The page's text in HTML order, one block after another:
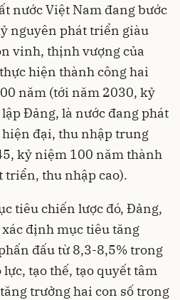
nước Việt Nam đang bước
nguyên phát triển giàu
vinh, thịnh vượng của
hiện thành công hai
năm (tới năm 2030, kỷ
Đảng, là nước đang phát
đại, thu nhập trung
kỷ niệm 100 năm thành
triển, thu nhập cao).
tiêu chiến lược đó, Đảng,
định mục tiêu tăng
đấu từ 8,3-8,5% trong
tạo thế, tạo quyết tâm
trưởng hai con số trong